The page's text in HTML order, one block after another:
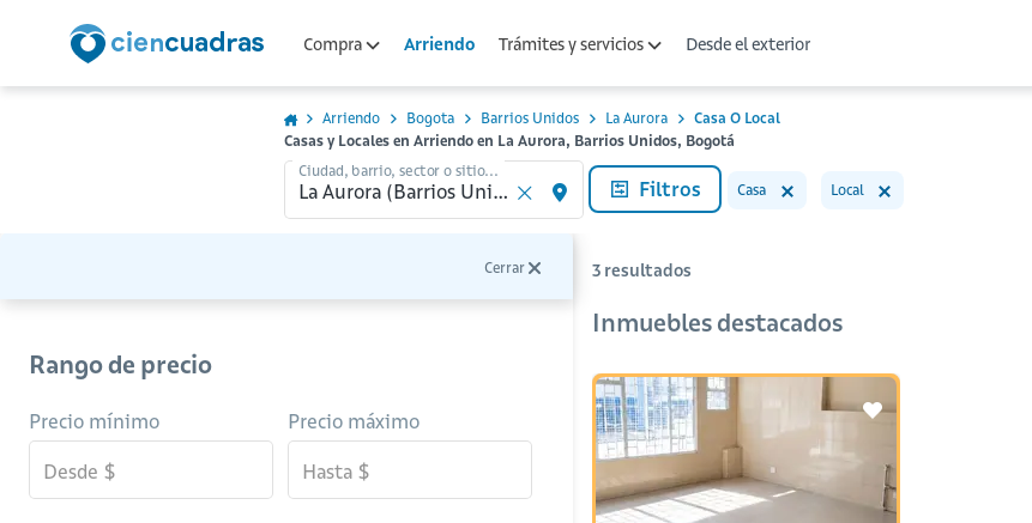
Compra Arriendo Trámites y servicios Desde el exterior
Arriendo Bogota Barrios Unidos La Aurora
Casa O Local
Casas y Locales en Arriendo en La Aurora, Barrios Unidos, Bogotá
Ciudad, barrio, sector o sitio...
Filtros Casa Local
Cerrar
Rango de precio
Precio mínimo Precio máximo
3 resultados
Inmuebles destacados